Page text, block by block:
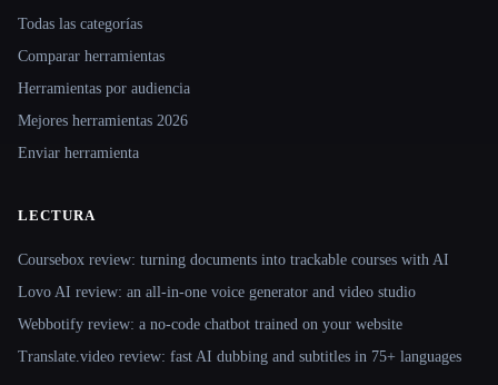
Todas las categorías
Comparar herramientas
Herramientas por audiencia
Mejores herramientas 2026
Enviar herramienta
LECTURA
Coursebox review: turning documents into trackable courses with AI
Lovo AI review: an all-in-one voice generator and video studio
Webbotify review: a no-code chatbot trained on your website
Translate.video review: fast AI dubbing and subtitles in 75+ languages